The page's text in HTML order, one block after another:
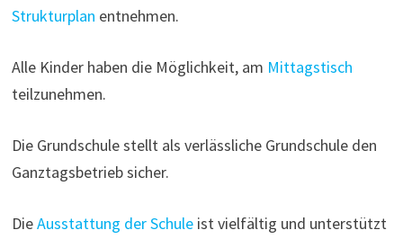
Strukturplan entnehmen.
Alle Kinder haben die Möglichkeit, am Mittagstisch
teilzunehmen.
Die Grundschule stellt als verlässliche Grundschule den
Ganztagsbetrieb sicher.
DieAusstattung der Schuleist vielfältig und unterstützt